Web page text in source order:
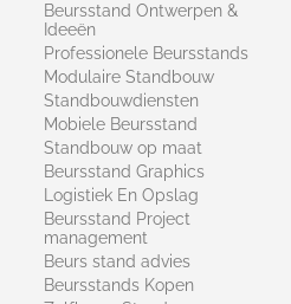
Beursstand Ontwerpen &
Ideeën
Professionele Beursstands
Modulaire Standbouw
Standbouwdiensten
Mobiele Beursstand
Standbouw op maat​
Beursstand Graphics
Logistiek En Opslag
Beursstand Project
management
Beurs stand advies
Beursstands Kopen